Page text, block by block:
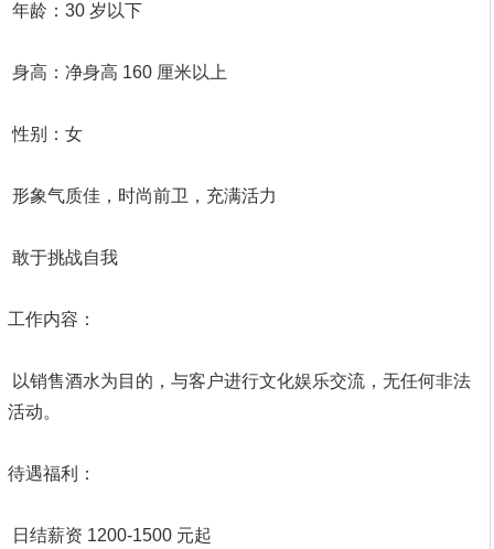
年龄：30 岁以下
身高：净身高 160 厘米以上
性别：女
形象气质佳，时尚前卫，充满活力
敢于挑战自我
工作内容：
以销售酒水为目的，与客户进行文化娱乐交流，无任何非法
活动。
待遇福利：
日结薪资 1200-1500 元起